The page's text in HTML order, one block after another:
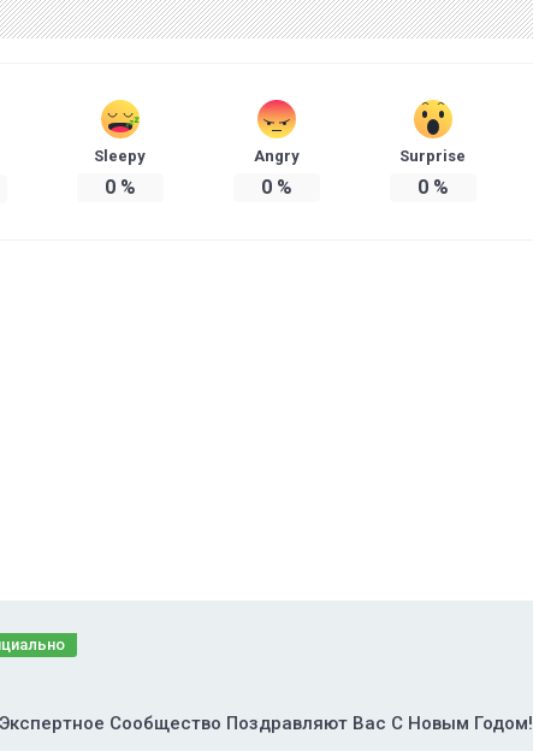
Sleepy
0%
Angry
0%
Surprise
0%
Сообщество Поздравляют Вас С Новым Годом!